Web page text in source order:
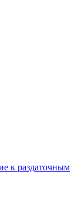
к раздаточным